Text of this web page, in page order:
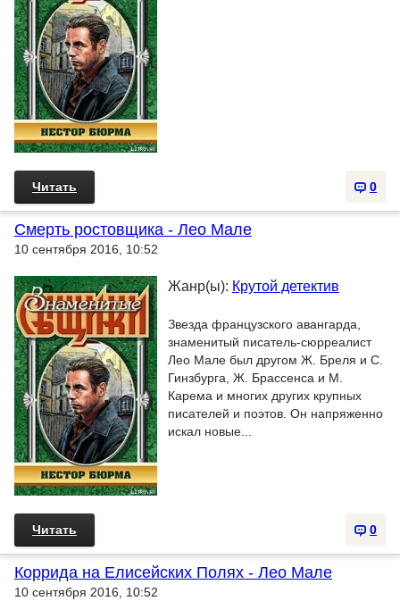
0
Читать
Смерть ростовщика - Лео Мале
10 сентября 2016, 10:52
Жанр(ы): Крутой детектив
Звезда французского авангарда,
знаменитый писатель-сюрреалист
Лео Мале был другом Ж. Бреля и С.
Гинзбурга, Ж. Брассенса и М.
Карема и многих других крупных
писателей и поэтов. Он напряженно
искал новые...
0
Читать
Коррида на Елисейских Полях - Лео Мале
10 сентября 2016, 10:52